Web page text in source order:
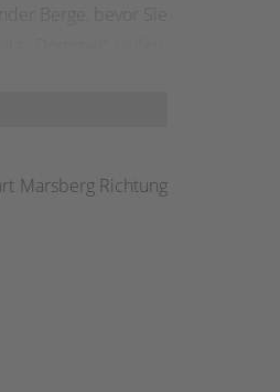
Berge, bevor Sie
Marsberg Richtung